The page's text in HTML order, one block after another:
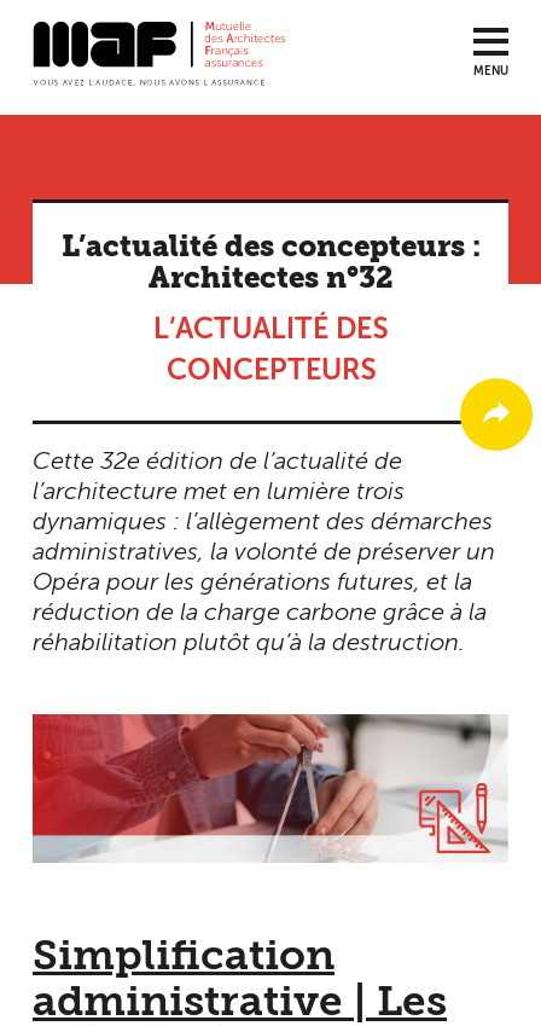
MENU
L’actualité des concepteurs :
Architectes n°32
L’ACTUALITÉ DES
CONCEPTEURS
Cette 32e édition de l’actualité de
l’architecture met en lumière trois
dynamiques : l’allègement des démarches
administratives, la volonté de préserver un
Opéra pour les générations futures, et la
réduction de la charge carbone grâce à la
réhabilitation plutôt qu’à la destruction.
Simplification
administrative | Les